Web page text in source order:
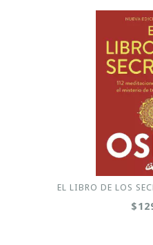
EL LIBRO DE LOS